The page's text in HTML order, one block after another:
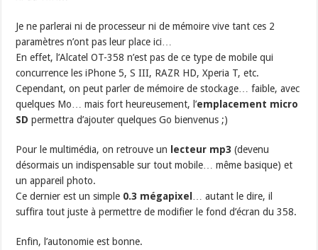
Je ne parlerai ni de processeur ni de mémoire vive tant ces 2
paramètres n’ont pas leur place ici…
En effet, l’Alcatel OT-358 n’est pas de ce type de mobile qui
concurrence les iPhone 5, S III, RAZR HD, Xperia T, etc.
Cependant, on peut parler de mémoire de stockage… faible, avec
quelques Mo… mais fort heureusement, l’emplacement micro
SD permettra d’ajouter quelques Go bienvenus ;)
Pour le multimédia, on retrouve un lecteur mp3 (devenu
désormais un indispensable sur tout mobile… même basique) et
un appareil photo.
Ce dernier est un simple 0.3 mégapixel … autant le dire, il
suffira tout juste à permettre de modifier le fond d’écran du 358.
Enfin, l’autonomie est bonne.